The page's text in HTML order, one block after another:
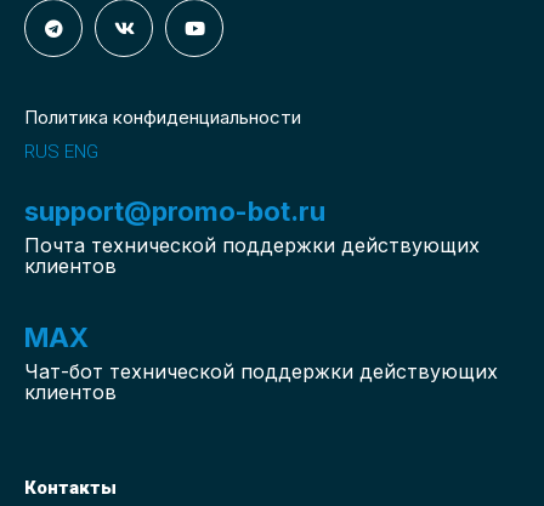
Политика конфиденциальности
RUS ENG
support@promo-bot.ru
Почта технической поддержки действующих
клиентов
MAX
Чат-бот технической поддержки действующих
клиентов
Контакты